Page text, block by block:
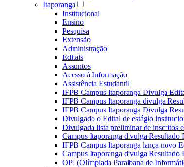
Itaporanga
Institucional
Ensino
Pesquisa
Extensão
Administração
Editais
Assuntos
Acesso à Informação
Assistência Estudantil
IFPB Campus Itaporanga Divulga
IFPB Campus Itaporanga divulga
IFPB Campus Itaporanga Divulga
Divulgado o Edital de estágio
Divulgada lista preliminar de inscritos
Campus Itaporanga divulga
IFPB Campus Itaporanga lança novo
Campus Itaporanga divulga
OPI (Olímpiada Paraibana de